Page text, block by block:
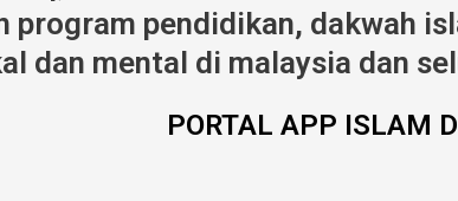
program pendidikan, dakwah
dan mental di malaysia dan
PORTAL APP ISLAM